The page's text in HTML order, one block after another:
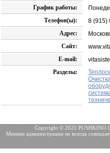
График работы:
Телефон(ы):
8 (915)
Адрес:
Сайт:
E-mail:
Разделы:
Copyright © 2021
Мнение администрации не всегда